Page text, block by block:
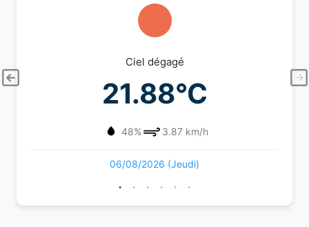
Ciel dégagé
21.88°C
48% 3.87 km/h
06/08/2026 (Jeudi)